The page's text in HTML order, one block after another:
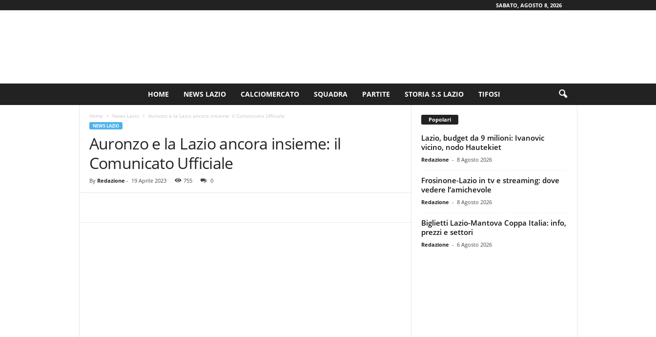
SABATO, AGOSTO 8, 2026
HOME NEWS LAZIO CALCIOMERCATO SQUADRA PARTITE STORIA S.S LAZIO TIFOSI
Home News Lazio Auronzo e la Lazio ancora insieme: il Comunicato Ufficiale
NEWS LAZIO
Auronzo e la Lazio ancora insieme: il
Comunicato Ufficiale
By Redazione - 19 Aprile 2023 755 0
Popolari
Lazio, budget da 9 milioni: Ivanovic
vicino, nodo Hautekiet
Redazione - 8 Agosto 2026
Frosinone-Lazio in tv e streaming: dove
vedere l’amichevole
Redazione - 8 Agosto 2026
Biglietti Lazio-Mantova Coppa Italia: info,
prezzi e settori
Redazione - 6 Agosto 2026